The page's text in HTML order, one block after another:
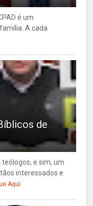
é um
A cada
de
e sim, um
interessados e
Aqui